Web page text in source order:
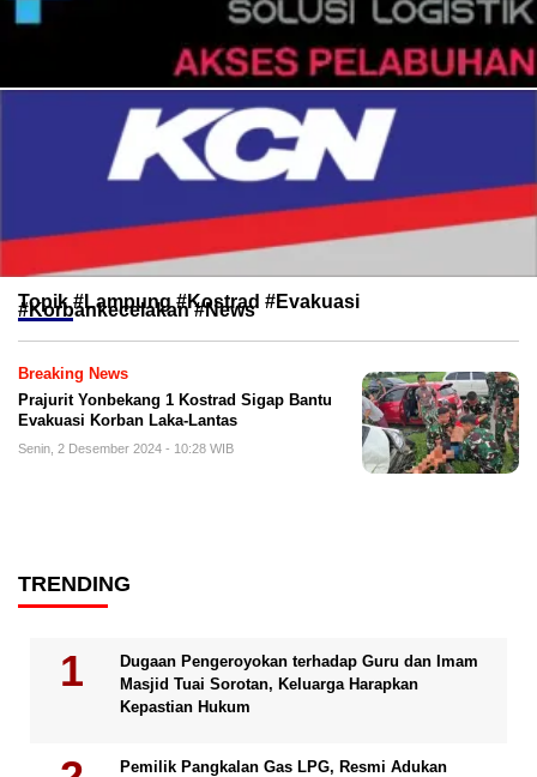
Topik#Lampung #Kostrad #Evakuasi
#Korbankecelakan #News
Breaking News
Prajurit Yonbekang 1 Kostrad Sigap Bantu
Evakuasi Korban Laka-Lantas
Senin, 2 Desember 2024 - 10:28 WIB
TRENDING
Dugaan Pengeroyokan terhadap Guru dan Imam
Masjid Tuai Sorotan, Keluarga Harapkan
Kepastian Hukum
Pemilik Pangkalan Gas LPG, Resmi Adukan